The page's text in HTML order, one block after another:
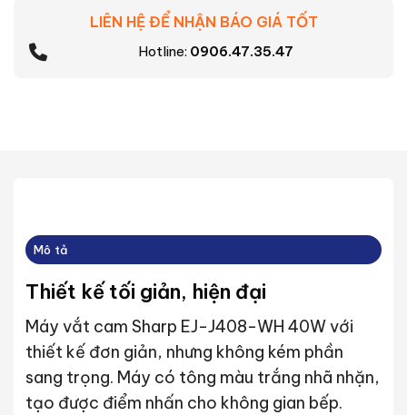
LIÊN HỆ ĐỂ NHẬN BÁO GIÁ TỐT
Hotline: 0906.47.35.47
Mô tả
Thiết kế tối giản, hiện đại
Máy vắt cam Sharp EJ-J408-WH 40W với
thiết kế đơn giản, nhưng không kém phần
sang trọng. Máy có tông màu trắng nhã nhặn,
tạo được điểm nhấn cho không gian bếp.